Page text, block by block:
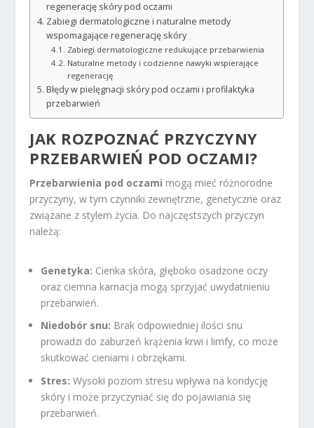
regenerację skóry pod oczami
Zabiegi dermatologiczne i naturalne metody
wspomagające regenerację skóry
Zabiegi dermatologiczne redukujące przebarwienia
Naturalne metody i codzienne nawyki wspierające
regenerację
Błędy w pielęgnacji skóry pod oczami i profilaktyka
przebarwień
JAK ROZPOZNAĆ PRZYCZYNY
PRZEBARWIEŃ POD OCZAMI?
Przebarwienia pod oczami mogą mieć różnorodne
przyczyny, w tym czynniki zewnętrzne, genetyczne oraz
związane z stylem życia. Do najczęstszych przyczyn
należą:
Genetyka: Cienka skóra, głęboko osadzone oczy
oraz ciemna karnacja mogą sprzyjać uwydatnieniu
przebarwień.
Niedobór snu: Brak odpowiedniej ilości snu
prowadzi do zaburzeń krążenia krwi i limfy, co może
skutkować cieniami i obrzękami.
Stres: Wysoki poziom stresu wpływa na kondycję
skóry i może przyczyniać się do pojawiania się
przebarwień.